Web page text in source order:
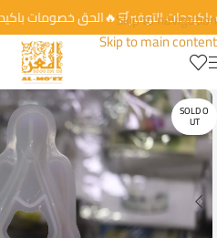
Skip to navigation
Skip to main content
التوفير🛒🔥الحق خصومات
SOLD O
UT